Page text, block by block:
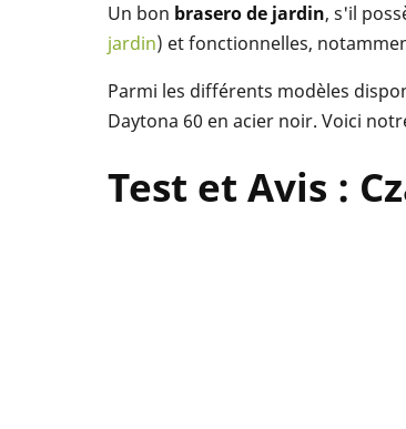
Un bon brasero de jardin, s'il
jardin) et fonctionnelles,
Parmi les différents modèles
Daytona 60 en acier noir. Voici
Test et Avis :